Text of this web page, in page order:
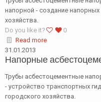
напорной - создание
хозяйства.
Do you like it?
0
Read more
31.01.2013
Напорные
Трубы асбестоцементные
- устройство транспортных
городского хозяйства.